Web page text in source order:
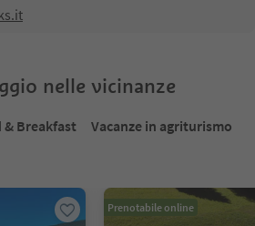
nelle vicinanze
& Breakfast
Vacanze in agriturismo
Prenotabile online